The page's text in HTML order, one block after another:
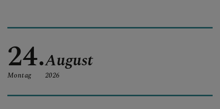
KONTAKT
KINDER UND FAMILIEN
24.
Montag
August
2026